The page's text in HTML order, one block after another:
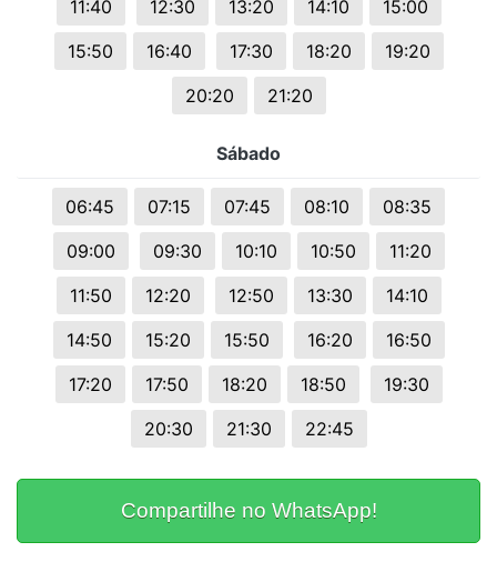
11:40
12:30 13:20 14:10
15:00
15:50
16:40 17:30 18:20
19:20
20:20
21:20
Sábado
06:45 07:15 07:45 08:10
08:35
09:00
09:30 10:10 10:50
11:20
11:50
12:20 12:50 13:30
14:10
14:50
15:20 15:50 16:20
16:50
17:20
17:50 18:20 18:50
19:30
20:30
21:30 22:45
Compartilhe no WhatsApp!